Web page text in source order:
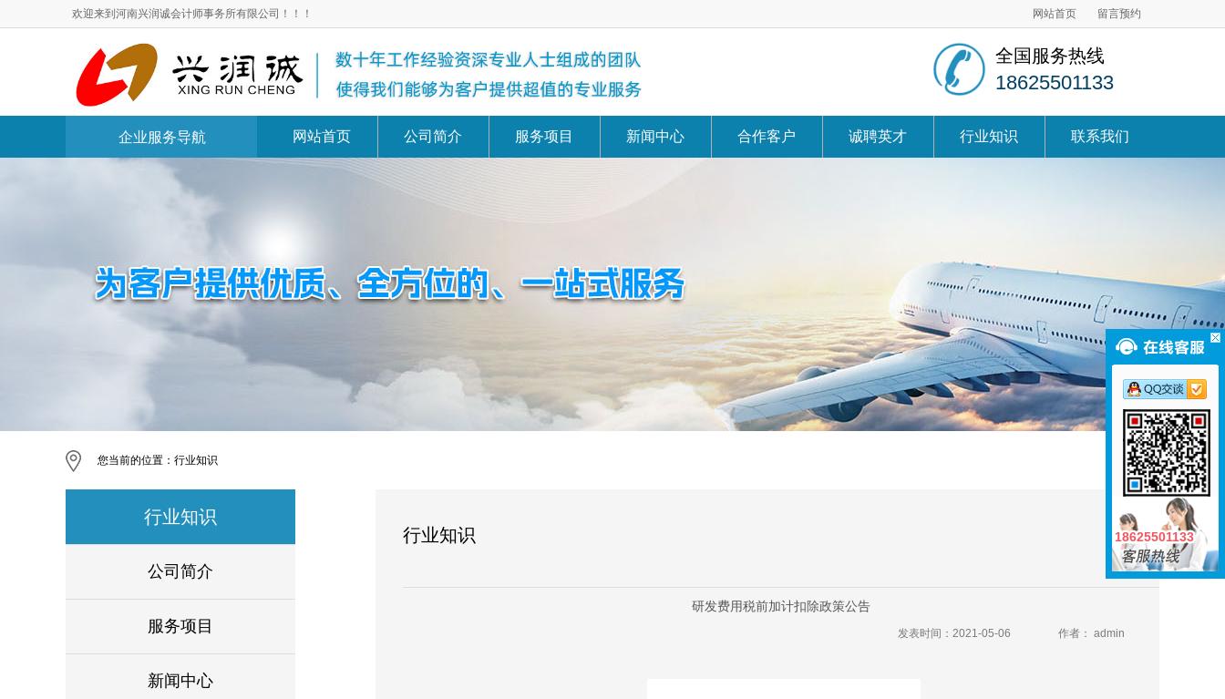
欢迎来到河南兴润诚会计师事务所有限公司！！！ 网站首页 留言预约
全国服务热线
18625501133
企业服务导航 网站首页 公司简介 服务项目 新闻中心 合作客户 诚聘英才 行业知识 联系我们
您当前的位置： 行业知识
行业知识
公司简介
服务项目
新闻中心
行业知识
研发费用税前加计扣除政策公告
作者： admin
发表时间：2021-05-06
18625501133
18625501133